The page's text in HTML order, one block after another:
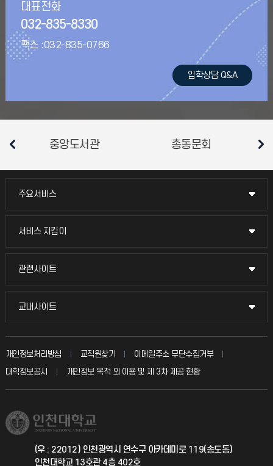
대표전화
032-835-8330
팩스 :032-835-0766
입학상담 Q&A
총동문회 총학생회 소
주요서비스
주요서비스
교무회의방송
입학안내
취업정보(학생)
서비스 지킴이
서비스 지킴이
묻고 답하기
칭찬마당
학생서비스 지킴이
관련사이트
관련사이트
국방헬프콜
총동문회
교내사이트
교내사이트
교수회
교육혁신본부
국제지원과
개인정보처리방침 교직원찾기
이메일주소 무단수집거부
대학정보공시
개인정보 목적 외 이용 및 제 3차 제공 현황
(우 : 22012) 인천광역시 연수구 아카데미로 119(송도동)
인천대학교 13호관 4층 402호